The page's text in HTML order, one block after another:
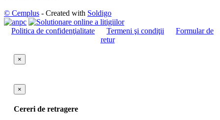
© Cemplus - Created with Soldigo
Politica de confidenţialitate Termeni şi condiţii
Formular de
retur
×
×
Cereri de retragere